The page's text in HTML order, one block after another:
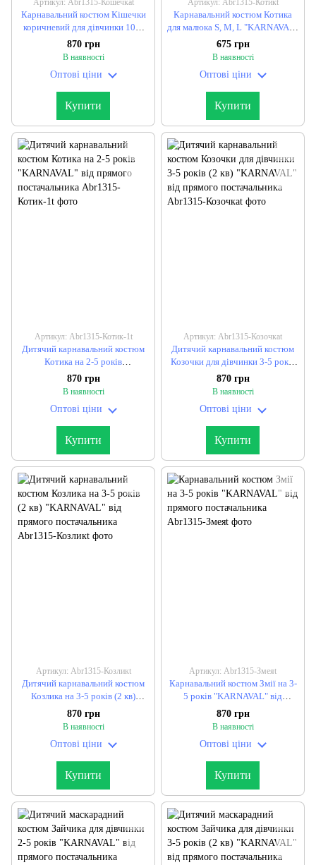
Карнавальний костюм Кішечки
коричневий для дівчинки 104-
116 см."KARNAVAL" від
прямого постачальника
870 грн
В наявності
Оптові ціни
Купити
Карнавальний костюм Котика
для малюка S, M, L "KARNAVAL"
від прямого постачальника
675 грн
В наявності
Оптові ціни
Купити
Артикул: Abr1315-Котик-1t
Дитячий карнавальний костюм
Котика на 2-5 років
"KARNAVAL" від прямого
постачальника
870 грн
В наявності
Оптові ціни
Купити
Артикул: Abr1315-Козочкаt
Дитячий карнавальний костюм
Козочки для дівчинки 3-5 років
(2 кв) "KARNAVAL" від прямого
постачальника
870 грн
В наявності
Оптові ціни
Купити
Артикул: Abr1315-Козликt
Дитячий карнавальний костюм
Козлика на 3-5 років (2 кв)
"KARNAVAL" від прямого
постачальника
870 грн
В наявності
Оптові ціни
Купити
Артикул: Abr1315-Змеяt
Карнавальний костюм Змії на 3-
5 років "KARNAVAL" від
прямого постачальника
870 грн
В наявності
Оптові ціни
Купити